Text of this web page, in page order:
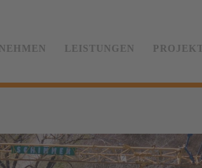
LEISTUNGEN